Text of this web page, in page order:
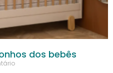
dos bebês